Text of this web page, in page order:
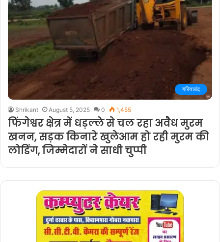
गरियाबंद
Shrikant August 5, 2025 0 1,455
फिंगेश्वर क्षेत्र में धड़ल्ले से चल रहा अवैध मुरम
खनन, सड़क किनारे खुलेआम हो रही मुरम की
लोडिंग, जिम्मेदारों ने साधी चुप्पी